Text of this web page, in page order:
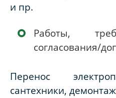
и пр.
Работы,
согласования/
Перенос
сантехники,